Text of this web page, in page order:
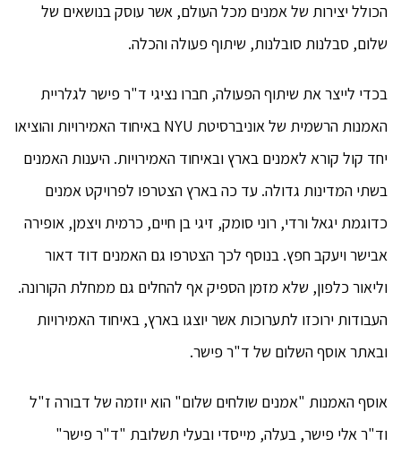
הכולל יצירות של אמנים מכל העולם, אשר עוסק בנושאים של
שלום, סבלנות סובלנות, שיתוף פעולה והכלה.
בכדי לייצר את שיתוף הפעולה, חברו נציגי ד"ר פישר לגלריית
האמנות הרשמית של אוניברסיטת NYU באיחוד האמירויות והוציאו
יחד קול קורא לאמנים בארץ ובאיחוד האמירויות. היענות האמנים
בשתי המדינות גדולה. עד כה בארץ הצטרפו לפרויקט אמנים
כדוגמת יגאל ורדי, רוני סומק, זיגי בן חיים, כרמית ויצמן, אופירה
אבישר ויעקב חפץ. בנוסף לכך הצטרפו גם האמנים דוד דאור
וליאור כלפון, שלא מזמן הספיק אף להחלים גם ממחלת הקורונה.
העבודות ירוכזו לתערוכות אשר יוצגו בארץ, באיחוד האמירויות
ובאתר אוסף השלום של ד"ר פישר.
אוסף האמנות "אמנים שולחים שלום" הוא יוזמה של דבורה ז"ל
וד"ר אלי פישר, בעלה, מייסדי ובעלי תשלובת "ד"ר פישר"